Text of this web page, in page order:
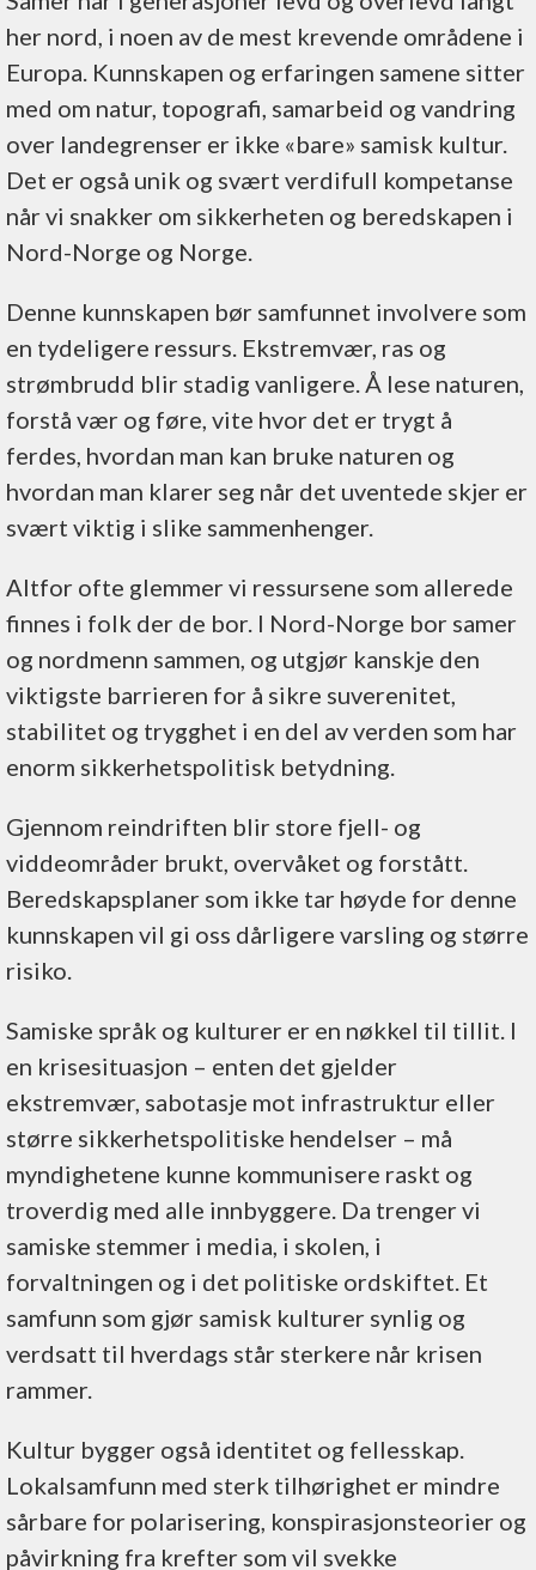
her nord, i noen av de mest krevende områdene i
Europa. Kunnskapen og erfaringen samene sitter
med om natur, topografi, samarbeid og vandring
over landegrenser er ikke «bare» samisk kultur.
Det er også unik og svært verdifull kompetanse
når vi snakker om sikkerheten og beredskapen i
Nord-Norge og Norge.
Denne kunnskapen bør samfunnet involvere som
en tydeligere ressurs. Ekstremvær, ras og
strømbrudd blir stadig vanligere. Å lese naturen,
forstå vær og føre, vite hvor det er trygt å
ferdes, hvordan man kan bruke naturen og
hvordan man klarer seg når det uventede skjer er
svært viktig i slike sammenhenger.
Altfor ofte glemmer vi ressursene som allerede
finnes i folk der de bor. I Nord-Norge bor samer
og nordmenn sammen, og utgjør kanskje den
viktigste barrieren for å sikre suverenitet,
stabilitet og trygghet i en del av verden som har
enorm sikkerhetspolitisk betydning.
Gjennom reindriften blir store fjell- og
viddeområder brukt, overvåket og forstått.
Beredskapsplaner som ikke tar høyde for denne
kunnskapen vil gi oss dårligere varsling og større
risiko.
Samiske språk og kulturer er en nøkkel til tillit. I
en krisesituasjon – enten det gjelder
ekstremvær, sabotasje mot infrastruktur eller
større sikkerhetspolitiske hendelser – må
myndighetene kunne kommunisere raskt og
troverdig med alle innbyggere. Da trenger vi
samiske stemmer i media, i skolen, i
forvaltningen og i det politiske ordskiftet. Et
samfunn som gjør samisk kulturer synlig og
verdsatt til hverdags står sterkere når krisen
rammer.
Kultur bygger også identitet og fellesskap.
Lokalsamfunn med sterk tilhørighet er mindre
sårbare for polarisering, konspirasjonsteorier og
påvirkning fra krefter som vil svekke